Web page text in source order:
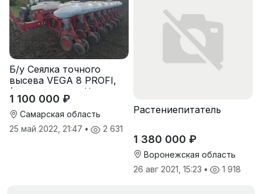
Б/у Сеялка точного
высева VEGA 8 PROFI,
(производство Червона
Зирка), 2016 г, в
отличном состоянии
1 100 000 ₽
Самарская область
25 май 2022, 21:47 • 2 631
Растениепитатель
1 380 000 ₽
Воронежская область
26 авг 2021, 15:23 • 1 918